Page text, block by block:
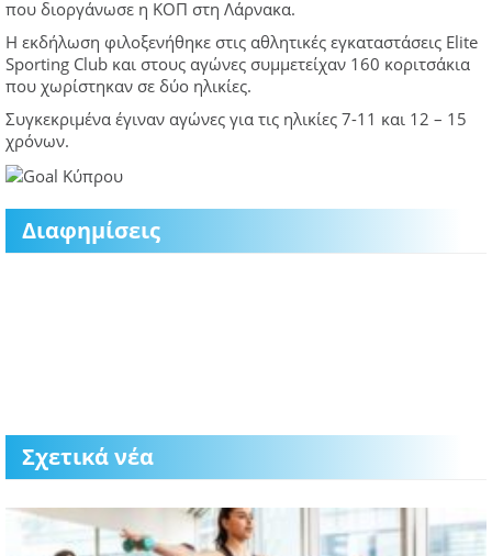
που διοργάνωσε η ΚΟΠ στη Λάρνακα.
Η εκδήλωση φιλοξενήθηκε στις αθλητικές εγκαταστάσεις Elite
Sporting Club και στους αγώνες συμμετείχαν 160 κοριτσάκια
που χωρίστηκαν σε δύο ηλικίες.
Συγκεκριμένα έγιναν αγώνες για τις ηλικίες 7-11 και 12 – 15
χρόνων.
Διαφημίσεις
Σχετικά νέα